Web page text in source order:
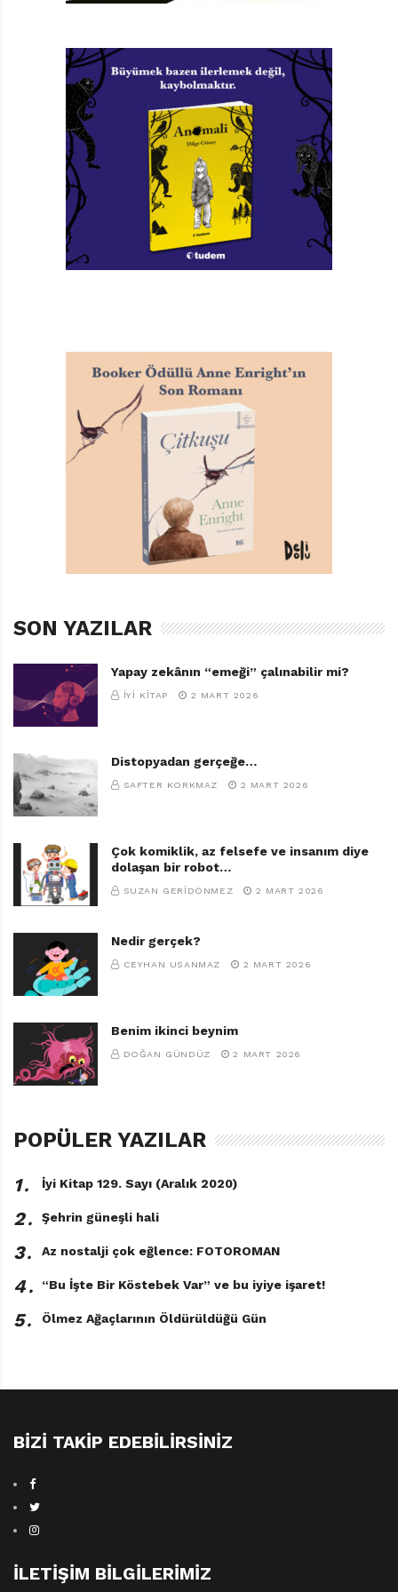
Kalbim Corinna Luyken
Türkçeleştiren: İdil Ademir Eksik
Parça Yayınları, 36 sayfa
CORINNA LUYKEN EKSIK PARÇA YAYINLARI
SON YAZILAR
Yapay zekânın “emeği” çalınabilir mi?
İYI KITAP 2 MART 2026
Distopyadan gerçeğe…
SAFTER KORKMAZ 2 MART 2026
Çok komiklik, az felsefe ve insanım diye
dolaşan bir robot…
SUZAN GERIDÖNMEZ 2 MART 2026
Nedir gerçek?
CEYHAN USANMAZ 2 MART 2026
Benim ikinci beynim
DOĞAN GÜNDÜZ 2 MART 2026
POPÜLER YAZILAR
1․ İyi Kitap 129. Sayı (Aralık 2020)
2․ Şehrin güneşli hali
3․ Az nostalji çok eğlence: FOTOROMAN
4․ “Bu İşte Bir Köstebek Var” ve bu iyiye işaret!
5․ Ölmez Ağaçlarının Öldürüldüğü Gün
BIZI TAKIP EDEBILIRSINIZ
İLETIŞIM BILGILERIMIZ